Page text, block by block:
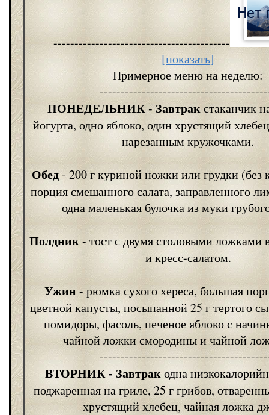
------------------------------------------
[показать]
Примерное меню на неделю:
ПОНЕДЕЛЬНИК- Завтракстаканчик
йогурта, одно яблоко, один хрустящий
нарезанным кружочками.
Обед- 200 г куриной ножки или грудки (без
порция смешанного салата, заправленного
одна маленькая булочка из муки
Полдник- тост с двумя столовыми ложками
и кресс-салатом.
Ужин - рюмка сухого хереса, большая
цветной капусты, посыпанной 25 г тертого
помидоры, фасоль, печеное яблоко с
чайной ложки смородины и чайной
ВТОРНИК- Завтракодна
поджаренная на гриле, 25 г грибов,
хрустящий хлебец, чайная ложка